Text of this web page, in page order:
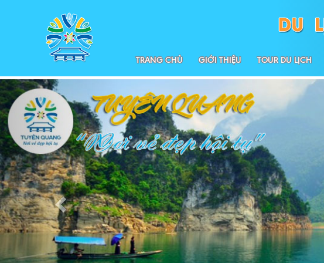
TRANG CHỦ GIỚI THIỆU TOUR DU LỊCH